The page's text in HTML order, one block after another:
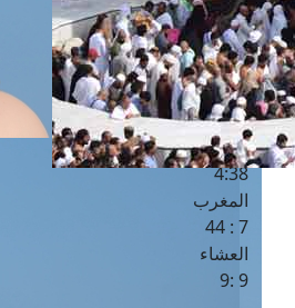
4 :41
الشروق
6 :17
الظهر
1 : 1
العصر
4:38
المغرب
7 : 44
العشاء
9 :9